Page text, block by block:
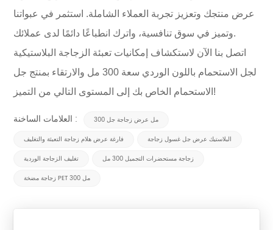
عرض منتجك وتعزيز تجربة العملاء الشاملة. استثمر في عبواتنا
وتميز في سوق تنافسية، واترك انطباعًا دائمًا لدى عملائك.
اتصل بنا الآن لاستكشاف إمكانيات تعبئة الزجاجة البلاستيكية
لجل الاستحمام باللون الوردي سعة 300 مل والارتقاء بمنتج جل
الاستحمام الخاص بك إلى المستوى التالي من التميز!
العلامات الساخنة :
300 مل عرض زجاجة جل
فارغة عرض هلام زجاجة التعبئة والتغليف
البلاستيك عرض جل غسول زجاجة
تغليف الزجاجة الوردية
زجاجة مستحضرات التجميل 300 مل
زجاجة مضخة PET 300 مل